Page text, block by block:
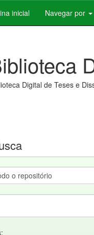
inicial Navegar por
Digital de Teses e